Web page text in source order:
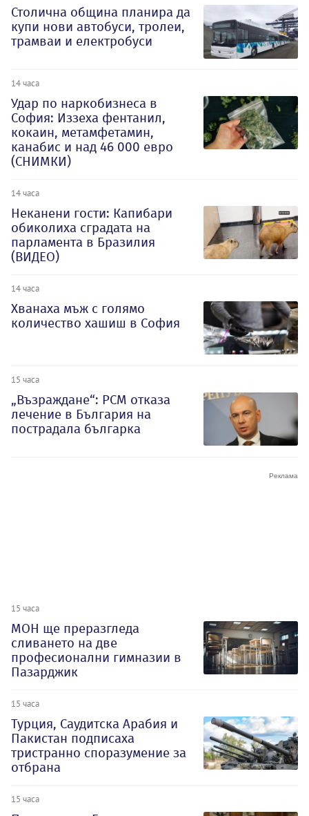
Столична община планира да
купи нови автобуси, тролеи,
трамваи и електробуси
14 часа
Удар по наркобизнеса в
София: Иззеха фентанил,
кокаин, метамфетамин,
канабис и над 46 000 евро
(СНИМКИ)
14 часа
Неканени гости: Капибари
обиколиха сградата на
парламента в Бразилия
(ВИДЕО)
14 часа
Хванаха мъж с голямо
количество хашиш в София
15 часа
„Възраждане“: РСМ отказа
лечение в България на
пострадала българка
15 часа
МОН ще преразгледа
сливането на две
професионални гимназии в
Пазарджик
15 часа
Турция, Саудитска Арабия и
Пакистан подписаха
тристранно споразумение за
отбрана
15 часа